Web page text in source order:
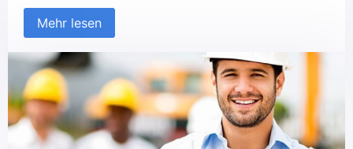
zu einem festen Bestandteil der
Unternehmenslandschaft entwickelt: Remote- und
haben nicht nur die Art und Weise, wie wir
arbeiten, revolutioniert, sondern auch die
Strategien, wie Unternehmen Talente anziehen und
[…]
Mehr lesen